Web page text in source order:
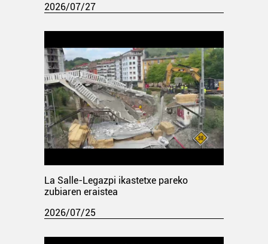
2026/07/27
La Salle-Legazpi ikastetxe pareko
zubiaren eraistea
2026/07/25